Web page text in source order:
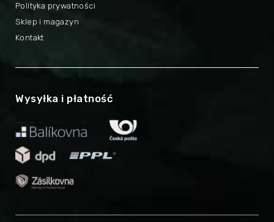
Polityka prywatności
Sklep i magazyn
Kontakt
Wysyłka i płatność